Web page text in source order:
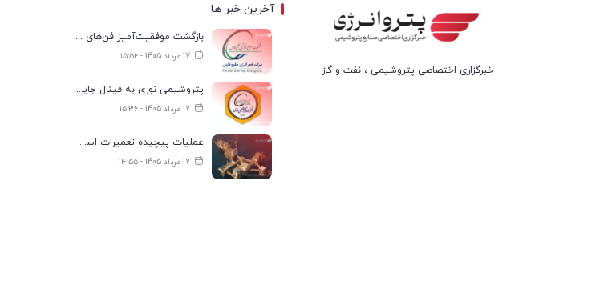
خبرگزاری اختصاصی پتروشیمی ، نفت و گاز
آخرین خبر ها
بازگشت موفقیت‌آمیز فن‌های کولینگ‌تاور واحد آب ناحیه ۲ فجر انرژی به مدار تولید
17 مرداد 1405 - ۱۵:۵۲
پتروشیمی نوری به فینال جایزه جهانی تعالی WPC Energy 2026 رسید
17 مرداد 1405 - ۱۵:۳۶
عملیات پیچیده تعمیرات اسکله صادراتی نفت در لاوان با موفقیت انجام شد
17 مرداد 1405 - ۱۴:۵۵